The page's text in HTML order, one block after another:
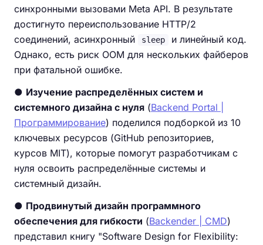
синхронными вызовами Meta API. В результате
достигнуто переиспользование HTTP/2
соединений, асинхронный
sleep
и линейный код.
Однако, есть риск OOM для нескольких файберов
при фатальной ошибке.
● Изучение распределённых систем и
системного дизайна с нуля (Backend Portal |
Программирование) поделился подборкой из 10
ключевых ресурсов (GitHub репозиториев,
курсов MIT), которые помогут разработчикам с
нуля освоить распределённые системы и
системный дизайн.
● Продвинутый дизайн программного
обеспечения для гибкости (Backender | CMD)
представил книгу "Software Design for Flexibility: